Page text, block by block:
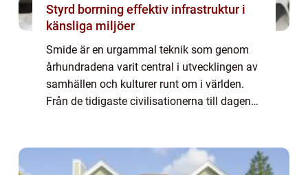
Styrd borrning effektiv infrastruktur i
känsliga miljöer
Smide är en urgammal teknik som genom
århundradena varit central i utvecklingen av
samhällen och kulturer runt om i världen.
Från de tidigaste civilisationerna till dagens